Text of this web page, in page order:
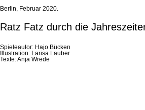
Berlin, Februar 2020.
Ratz Fatz durch die
Spieleautor: Hajo Bücken
Illustration: Larisa Lauber
Texte: Anja Wrede